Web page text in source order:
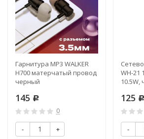
Гарнитура MP3 WALKER
H700 матерчатый провод
черный
145 Р
0
- +
WH-21
10.5W,
125 Р
-